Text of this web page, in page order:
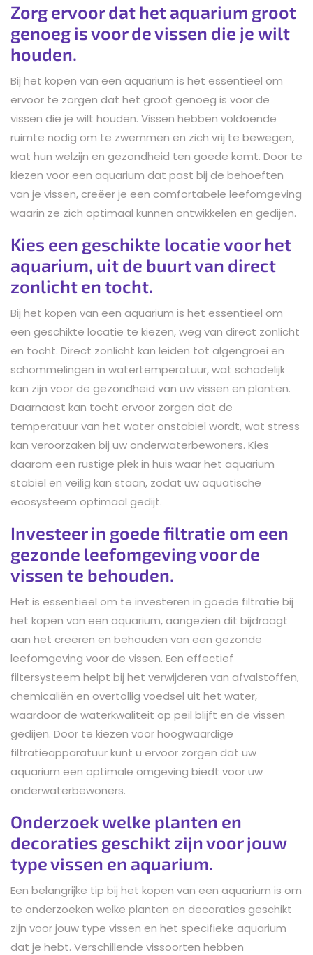
Zorg ervoor dat het aquarium groot
genoeg is voor de vissen die je wilt
houden.
Bij het kopen van een aquarium is het essentieel om
ervoor te zorgen dat het groot genoeg is voor de
vissen die je wilt houden. Vissen hebben voldoende
ruimte nodig om te zwemmen en zich vrij te bewegen,
wat hun welzijn en gezondheid ten goede komt. Door te
kiezen voor een aquarium dat past bij de behoeften
van je vissen, creëer je een comfortabele leefomgeving
waarin ze zich optimaal kunnen ontwikkelen en gedijen.
Kies een geschikte locatie voor het
aquarium, uit de buurt van direct
zonlicht en tocht.
Bij het kopen van een aquarium is het essentieel om
een geschikte locatie te kiezen, weg van direct zonlicht
en tocht. Direct zonlicht kan leiden tot algengroei en
schommelingen in watertemperatuur, wat schadelijk
kan zijn voor de gezondheid van uw vissen en planten.
Daarnaast kan tocht ervoor zorgen dat de
temperatuur van het water onstabiel wordt, wat stress
kan veroorzaken bij uw onderwaterbewoners. Kies
daarom een rustige plek in huis waar het aquarium
stabiel en veilig kan staan, zodat uw aquatische
ecosysteem optimaal gedijt.
Investeer in goede filtratie om een
gezonde leefomgeving voor de
vissen te behouden.
Het is essentieel om te investeren in goede filtratie bij
het kopen van een aquarium, aangezien dit bijdraagt
aan het creëren en behouden van een gezonde
leefomgeving voor de vissen. Een effectief
filtersysteem helpt bij het verwijderen van afvalstoffen,
chemicaliën en overtollig voedsel uit het water,
waardoor de waterkwaliteit op peil blijft en de vissen
gedijen. Door te kiezen voor hoogwaardige
filtratieapparatuur kunt u ervoor zorgen dat uw
aquarium een optimale omgeving biedt voor uw
onderwaterbewoners.
Onderzoek welke planten en
decoraties geschikt zijn voor jouw
type vissen en aquarium.
Een belangrijke tip bij het kopen van een aquarium is om
te onderzoeken welke planten en decoraties geschikt
zijn voor jouw type vissen en het specifieke aquarium
dat je hebt. Verschillende vissoorten hebben